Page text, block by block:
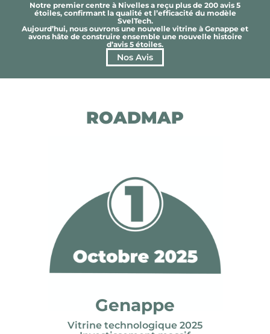
Notre premier centre à Nivelles a reçu plus de 200 avis 5
étoiles, confirmant la qualité et l’efficacité du modèle
SvelTech.
Aujourd’hui, nous ouvrons une nouvelle vitrine à Genappe et
avons hâte de construire ensemble une nouvelle histoire
d’avis 5 étoiles.
Nos Avis
ROADMAP
Genappe
Vitrine technologique 2025